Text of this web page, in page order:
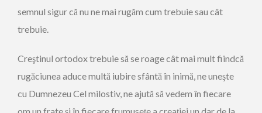
semnul sigur că nu ne mai rugăm cum trebuie sau cât
trebuie.
Creştinul ortodox trebuie să se roage cât mai mult fiindcă
rugăciunea aduce multă iubire sfântă în inimă, ne uneşte
cu Dumnezeu Cel milostiv, ne ajută să vedem în fiecare